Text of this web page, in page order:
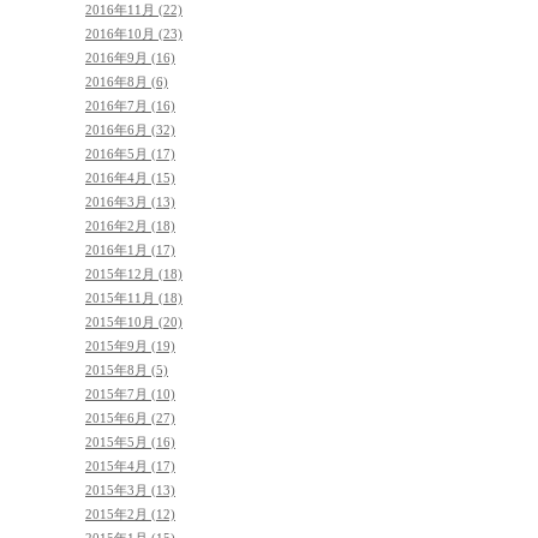
2016年11月 (22)
2016年10月 (23)
2016年9月 (16)
2016年8月 (6)
2016年7月 (16)
2016年6月 (32)
2016年5月 (17)
2016年4月 (15)
2016年3月 (13)
2016年2月 (18)
2016年1月 (17)
2015年12月 (18)
2015年11月 (18)
2015年10月 (20)
2015年9月 (19)
2015年8月 (5)
2015年7月 (10)
2015年6月 (27)
2015年5月 (16)
2015年4月 (17)
2015年3月 (13)
2015年2月 (12)